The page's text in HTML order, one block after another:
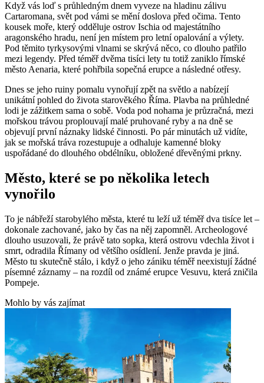
Když vás loď s průhledným dnem vyveze na hladinu zálivu
Cartaromana, svět pod vámi se mění doslova před očima. Tento
kousek moře, který odděluje ostrov Ischia od majestátního
aragonského hradu, není jen místem pro letní opalování a výlety.
Pod těmito tyrkysovými vlnami se skrývá něco, co dlouho patřilo
mezi legendy. Před téměř dvěma tisíci lety tu totiž zaniklo římské
město Aenaria, které pohřbila sopečná erupce a následné otřesy.
Dnes se jeho ruiny pomalu vynořují zpět na světlo a nabízejí
unikátní pohled do života starověkého Říma. Plavba na průhledné
lodi je zážitkem sama o sobě. Voda pod nohama je průzračná, mezi
mořskou trávou proplouvají malé pruhované ryby a na dně se
objevují první náznaky lidské činnosti. Po pár minutách už vidíte,
jak se mořská tráva rozestupuje a odhaluje kamenné bloky
uspořádané do dlouhého obdélníku, obložené dřevěnými prkny.
Město, které se po několika letech
vynořilo
To je nábřeží starobylého města, které tu leží už téměř dva tisíce let –
dokonale zachované, jako by čas na něj zapomněl. Archeologové
dlouho usuzovali, že právě tato sopka, která ostrovu vdechla život i
smrt, odradila Římany od většího osídlení. Jenže pravda je jiná.
Město tu skutečně stálo, i když o jeho zániku téměř neexistují žádné
písemné záznamy – na rozdíl od známé erupce Vesuvu, která zničila
Pompeje.
Mohlo by vás zajímat